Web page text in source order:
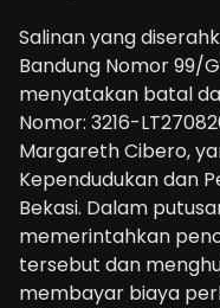
Salinan yang
Bandung Nomor 99/
menyatakan batal
Nomor: 3216-
Margareth Cibero,
Kependudukan dan
Bekasi. Dalam
memerintahkan
tersebut dan
membayar biaya